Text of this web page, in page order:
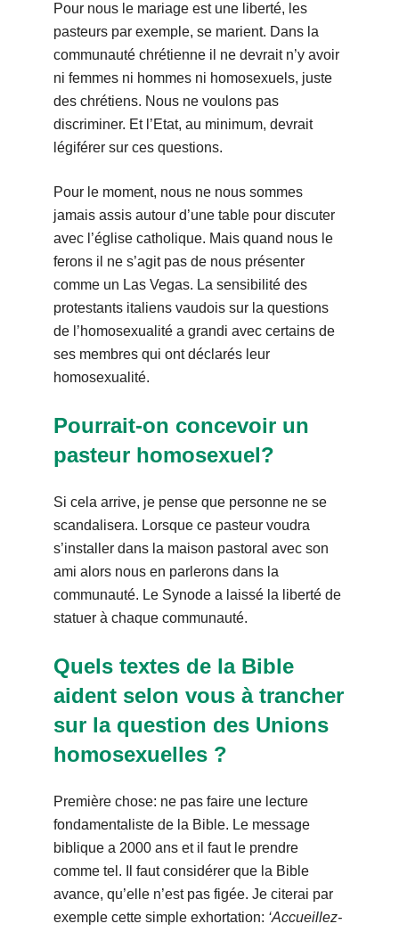
Pour nous le mariage est une liberté, les
pasteurs par exemple, se marient. Dans la
communauté chrétienne il ne devrait n’y avoir
ni femmes ni hommes ni homosexuels, juste
des chrétiens. Nous ne voulons pas
discriminer. Et l’Etat, au minimum, devrait
légiférer sur ces questions.
Pour le moment, nous ne nous sommes
jamais assis autour d’une table pour discuter
avec l’église catholique. Mais quand nous le
ferons il ne s’agit pas de nous présenter
comme un Las Vegas. La sensibilité des
protestants italiens vaudois sur la questions
de l’homosexualité a grandi avec certains de
ses membres qui ont déclarés leur
homosexualité.
Pourrait-on concevoir un
pasteur homosexuel?
Si cela arrive, je pense que personne ne se
scandalisera. Lorsque ce pasteur voudra
s’installer dans la maison pastoral avec son
ami alors nous en parlerons dans la
communauté. Le Synode a laissé la liberté de
statuer à chaque communauté.
Quels textes de la Bible
aident selon vous à trancher
sur la question des Unions
homosexuelles ?
Première chose: ne pas faire une lecture
fondamentaliste de la Bible. Le message
biblique a 2000 ans et il faut le prendre
comme tel. Il faut considérer que la Bible
avance, qu’elle n’est pas figée. Je citerai par
exemple cette simple exhortation: ‘Accueillez-